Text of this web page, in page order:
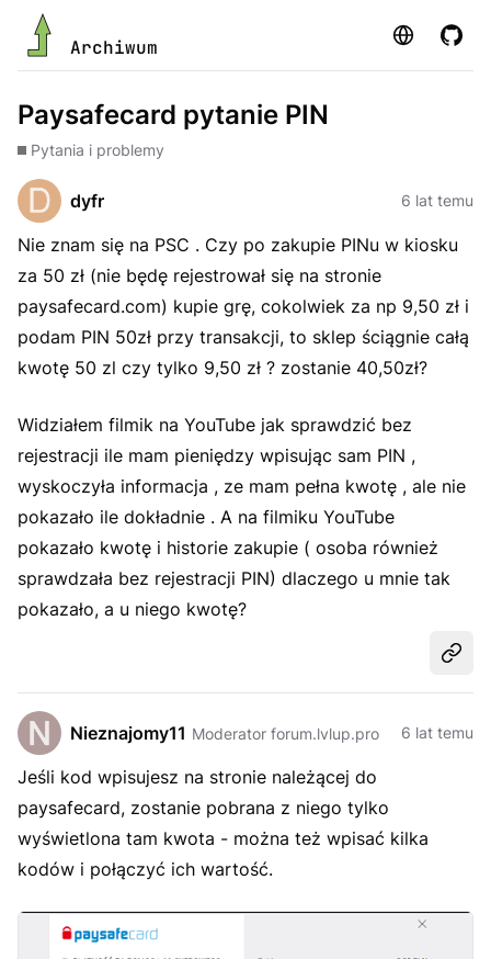
Archiwum Strona
Paysafecard pytanie PIN
Pytania i problemy
dyfr 6 lat temu
Nie znam się na PSC . Czy po zakupie PINu w kiosku
za 50 zł (nie będę rejestrował się na stronie
paysafecard.com) kupie grę, cokolwiek za np 9,50 zł i
podam PIN 50zł przy transakcji, to sklep ściągnie całą
kwotę 50 zl czy tylko 9,50 zł ? zostanie 40,50zł?
Widziałem filmik na YouTube jak sprawdzić bez
rejestracji ile mam pieniędzy wpisując sam PIN ,
wyskoczyła informacja , ze mam pełna kwotę , ale nie
pokazało ile dokładnie . A na filmiku YouTube
pokazało kwotę i historie zakupie ( osoba również
sprawdzała bez rejestracji PIN) dlaczego u mnie tak
pokazało, a u niego kwotę?
Nieznajomy11 Moderator forum.lvlup.pro 6 lat temu
Jeśli kod wpisujesz na stronie należącej do
paysafecard, zostanie pobrana z niego tylko
wyświetlona tam kwota - można też wpisać kilka
kodów i połączyć ich wartość.